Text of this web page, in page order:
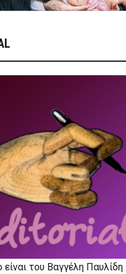
είναι του Βαγγέλη Παυλίδη